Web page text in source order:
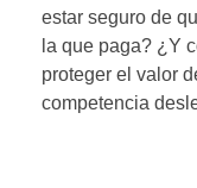
estar seguro de
la que paga? ¿Y
proteger el valor
competencia